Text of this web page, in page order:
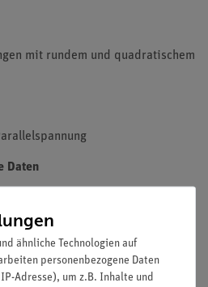
mit rundem und quadratischem
Daten
Gelenkschrauben
bis 13 mm Durchmesser
ähnliche Technologien auf
personenbezogene Daten
Adresse), um z.B. Inhalte und